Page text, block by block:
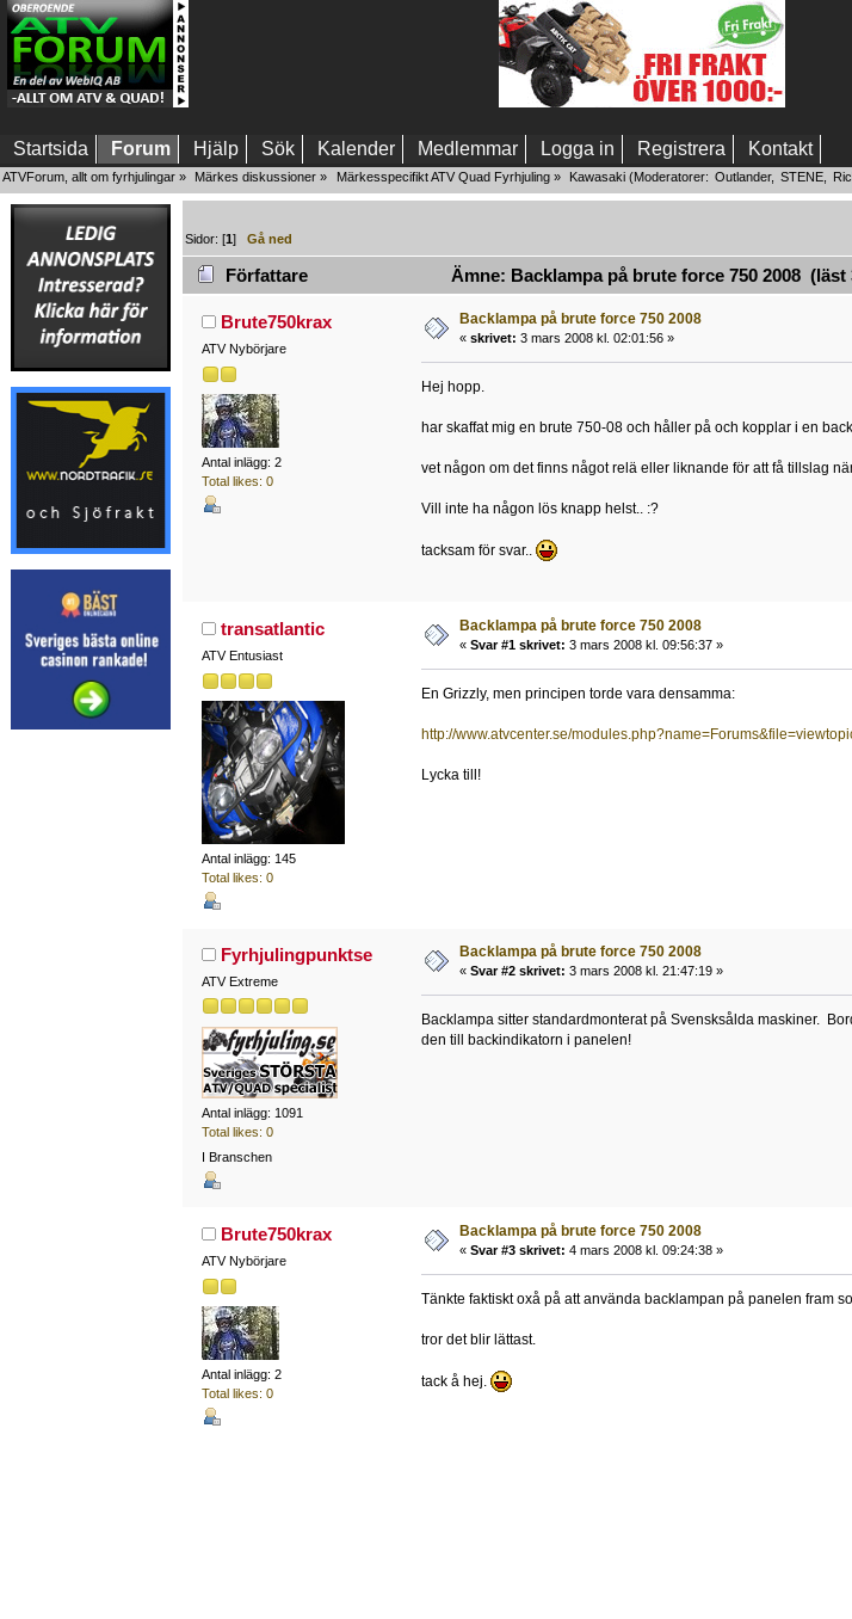
Startsida Forum Hjälp Sök Kalender Medlemmar Logga in Registrera Kontakt
ATVForum, allt om fyrhjulingar » Märkes diskussioner » Märkesspecifikt ATV Quad Fyrhjuling» Kawasaki(Moderatorer: Outlander, STENE,
Sidor: [1]Gå ned
Författare Ämne: Backlampa på brute force 750 2008 (läst
Brute750krax
ATV Nybörjare
Antal inlägg: 2
Total likes: 0
Backlampa på brute force 750 2008
« skrivet: 3 mars 2008 kl. 02:01:56 »
Hej hopp.
har skaffat mig en brute 750-08 och håller på och kopplar i en
vet någon om det finns något relä eller liknande för att få tillslag
Vill inte ha någon lös knapp helst.. :?
tacksam för svar..
transatlantic
ATV Entusiast
Antal inlägg: 145
Total likes: 0
Backlampa på brute force 750 2008
« Svar #1 skrivet: 3 mars 2008 kl. 09:56:37 »
En Grizzly, men principen torde vara densamma:
http://www.atvcenter.se/
Lycka till!
Fyrhjulingpunktse
ATV Extreme
Antal inlägg: 1091
Total likes: 0
I Branschen
Backlampa på brute force 750 2008
« Svar #2 skrivet: 3 mars 2008 kl. 21:47:19 »
Backlampa sitter standardmonterat på Svensksålda maskiner.
den till backindikatorn i panelen!
Brute750krax
ATV Nybörjare
Antal inlägg: 2
Total likes: 0
Backlampa på brute force 750 2008
« Svar #3 skrivet: 4 mars 2008 kl. 09:24:38 »
Tänkte faktiskt oxå på att använda backlampan på panelen fram
tror det blir lättast.
tack å hej.